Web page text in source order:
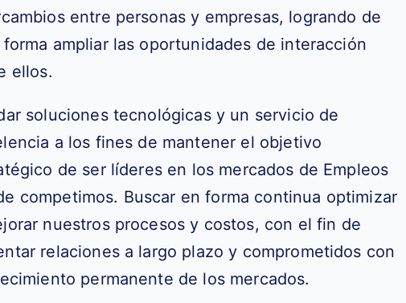
entre personas y empresas, logrando de
ampliar las oportunidades de interacción
ellos.
soluciones tecnológicas y un servicio de
a los fines de mantener el objetivo
de ser líderes en los mercados de Empleos
competimos. Buscar en forma continua optimizar
nuestros procesos y costos, con el fin de
relaciones a largo plazo y comprometidos con
permanente de los mercados.